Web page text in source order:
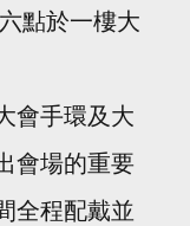
點於一樓大
會手環及大
會場的重要
全程配戴並